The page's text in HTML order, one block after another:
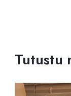
Tutustu